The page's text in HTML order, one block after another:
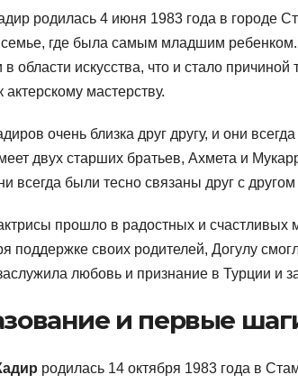
родилась 4 июня 1983 года в городе
где была самым младшим
в области искусства, что и стало
актерскому мастерству.
очень близка друг другу, и они
двух старших братьев, Ахмета и
всегда были тесно связаны друг с
прошло в радостных и
поддержке своих родителей, Догулу
любовь и признание в Турции и
и первые
родилась 14 октября 1983 года в